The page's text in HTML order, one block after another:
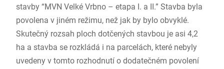
stavby “MVN Velké Vrbno – etapa I. a II.” Stavba byla
povolena v jiném režimu, než jak by bylo obvyklé.
Skutečný rozsah ploch dotčených stavbou je asi 4,2
ha a stavba se rozkládá i na parcelách, které nebyly
uvedeny v tomto rozhodnutí o dodatečném povolení